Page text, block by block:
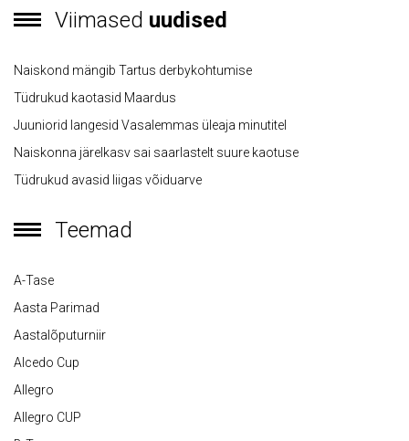
Viimased uudised
Naiskond mängib Tartus derbykohtumise
Tüdrukud kaotasid Maardus
Juuniorid langesid Vasalemmas üleaja minutitel
Naiskonna järelkasv sai saarlastelt suure kaotuse
Tüdrukud avasid liigas võiduarve
Teemad
A-Tase
Aasta Parimad
Aastalõputurniir
Alcedo Cup
Allegro
Allegro CUP